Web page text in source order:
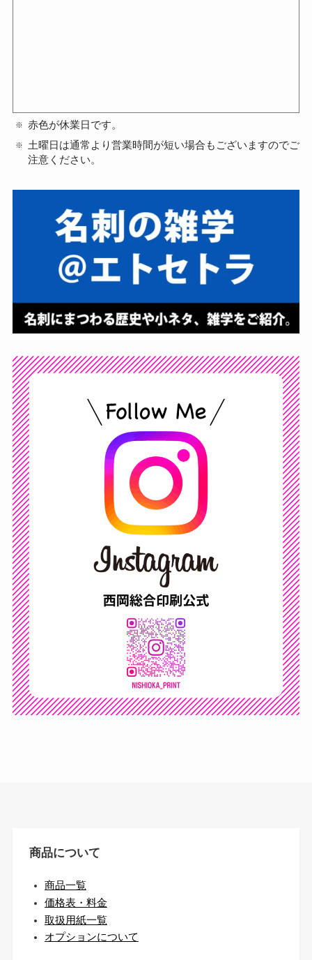
赤色が休業日です。
土曜日は通常より営業時間が短い場合もございますのでご
注意ください。
商品について
商品一覧
価格表・料金
取扱用紙一覧
オプションについて